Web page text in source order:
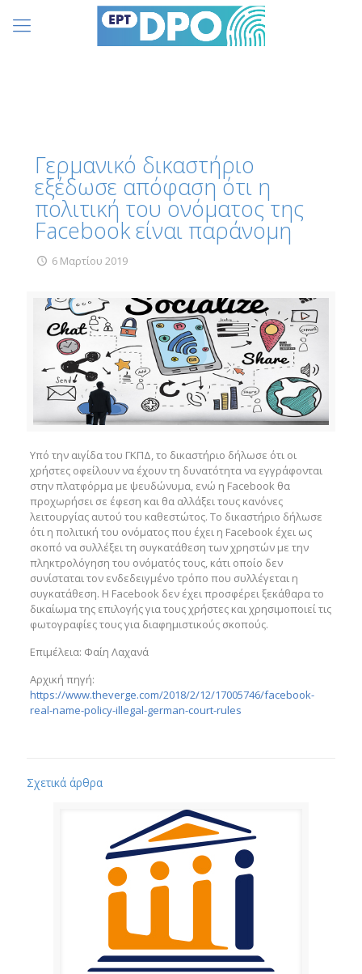
Γερμανικό δικαστήριο
εξέδωσε απόφαση ότι η
πολιτική του ονόματος της
Facebook είναι παράνομη
6 Μαρτίου 2019
Υπό την αιγίδα του ΓΚΠΔ, το δικαστήριο δήλωσε ότι οι
χρήστες οφείλουν να έχουν τη δυνατότητα να εγγράφονται
στην πλατφόρμα με ψευδώνυμα, ενώ η Facebook θα
προχωρήσει σε έφεση και θα αλλάξει τους κανόνες
λειτουργίας αυτού του καθεστώτος. Το δικαστήριο δήλωσε
ότι η πολιτική του ονόματος που έχει η Facebook έχει ως
σκοπό να συλλέξει τη συγκατάθεση των χρηστών με την
πληκτρολόγηση του ονόματός τους, κάτι οποίο δεν
συνίσταται τον ενδεδειγμένο τρόπο που συλλέγεται η
συγκατάθεση. Η Facebook δεν έχει προσφέρει ξεκάθαρα το
δικαίωμα της επιλογής για τους χρήστες και χρησιμοποιεί τις
φωτογραφίες τους για διαφημιστικούς σκοπούς.
Επιμέλεια: Φαίη Λαχανά
Αρχική πηγή:
https://www.theverge.com/2018/2/12/17005746/facebook-
real-name-policy-illegal-german-court-rules
Σχετικά άρθρα